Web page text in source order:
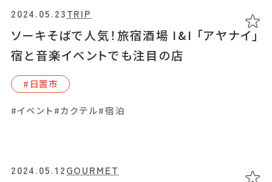
ソーキそばで人気！旅宿酒場 I&I 「アヤナイ」
宿と音楽イベントでも注目の店
2024.05.23TRIP
#⽇置市
#イベント#カクテル#宿泊
2024.05.12GOURMET
ソーキそばで人気！旅宿酒場 I&I 「アヤナイ」
宿と音楽イベントでも注目の店
2024.05.23TRIP
#⽇置市
#イベント#カクテル#宿泊
2024.05.12GOURMET